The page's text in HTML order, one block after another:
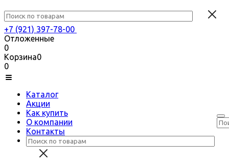
+7 (921) 397-78-00
Отложенные
0
Корзина0
0
Каталог
Акции
Как купить
О компании
Контакты